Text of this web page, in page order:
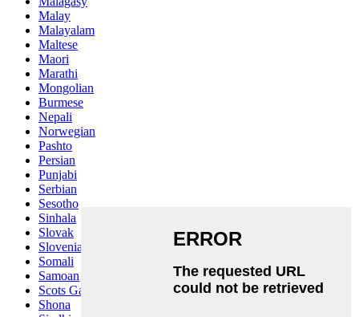
Malay
Malayalam
Maltese
Maori
Marathi
Mongolian
Burmese
Nepali
Norwegian
Pashto
Persian
Punjabi
Serbian
Sesotho
Sinhala
Slovak
Slovenian
Somali
Samoan
Scots Gaelic
Shona